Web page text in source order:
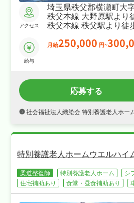
アクセス
埼玉県秩父郡横瀬町大
秩父本線 大野原駅より
秩父本線 秩父駅より徒
給与
月給250,000 円~
応募する
社会福祉法人織舩会 特別養護老人ホー
特別養護老人ホームウエルハイ
柔道整復師 特別養護老人ホーム シ
住宅補助あり
食堂・昼食補助あり